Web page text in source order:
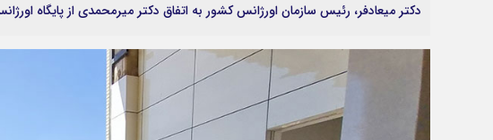
دکتر میعادفر، رئیس سازمان اورژانس کشور به اتفاق دکتر میرمحمدی از پایگاه